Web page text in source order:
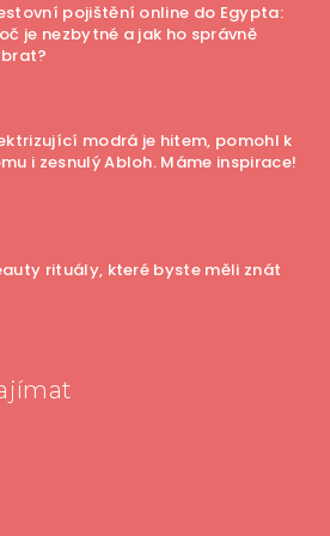
pojištění online do Egypta:
je nezbytné a jak ho správně
modrá je hitem, pomohl k
i zesnulý Abloh. Máme inspirace!
rituály, které byste měli znát